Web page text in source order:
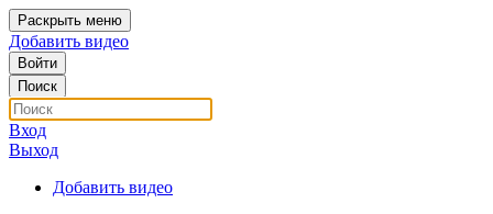
Раскрыть меню
Добавить видео
Войти
Поиск
Вход
Выход
Добавить видео